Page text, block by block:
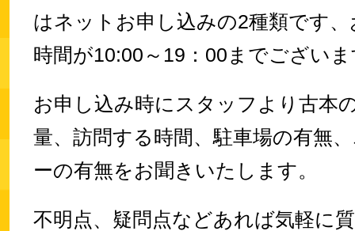
はネットお申し込みの2種類です
時間が10:00～19：00までござい
お申し込み時にスタッフより古本
量、訪問する時間、駐車場の有無
ーの有無をお聞きいたします。
不明点、疑問点などあれば気軽に